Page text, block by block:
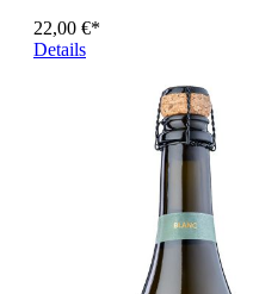
22,00 €*
Details